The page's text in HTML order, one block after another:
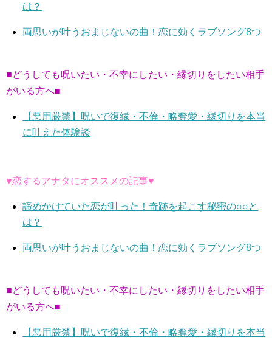
は？
両思いが叶うおまじないの曲！恋に効くラブソング8つ
■どうしても呪いたい・不幸にしたい・縁切りをしたい相手
がいる方へ■
【悪用厳禁】呪いで復縁・不倫・略奪愛・縁切りを本当
に叶えた体験談
♥恋するアナタにオススメの記事♥
諦めかけていた恋が叶った！奇跡を起こす秘密の○○と
は？
両思いが叶うおまじないの曲！恋に効くラブソング8つ
■どうしても呪いたい・不幸にしたい・縁切りをしたい相手
がいる方へ■
【悪用厳禁】呪いで復縁・不倫・略奪愛・縁切りを本当